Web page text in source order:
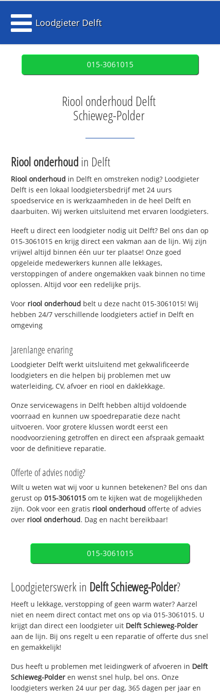
Loodgieter Delft
015-3061015
Riool onderhoud Delft
Schieweg-Polder
Riool onderhoudin Delft
Riool onderhoud in Delft en omstreken nodig? Loodgieter
Delft is een lokaal loodgietersbedrijf met 24 uurs
spoedservice en is werkzaamheden in de heel Delft en
daarbuiten. Wij werken uitsluitend met ervaren loodgieters.
Heeft u direct een loodgieter nodig uit Delft? Bel ons dan op
015-3061015 en krijg direct een vakman aan de lijn. Wij zijn
vrijwel altijd binnen één uur ter plaatse! Onze goed
opgeleide medewerkers kunnen alle lekkages,
verstoppingen of andere ongemakken vaak binnen no time
oplossen. Altijd voor een redelijke prijs.
Voor riool onderhoud belt u deze nacht 015-3061015! Wij
hebben 24/7 verschillende loodgieters actief in Delft en
omgeving
Jarenlange ervaring
Loodgieter Delft werkt uitsluitend met gekwalificeerde
loodgieters en die helpen bij problemen met uw
waterleiding, CV, afvoer en riool en daklekkage.
Onze servicewagens in Delft hebben altijd voldoende
voorraad en kunnen uw spoedreparatie deze nacht
uitvoeren. Voor grotere klussen wordt eerst een
noodvoorziening getroffen en direct een afspraak gemaakt
voor de definitieve reparatie.
Offerte of advies nodig?
Wilt u weten wat wij voor u kunnen betekenen? Bel ons dan
gerust op015-3061015 om te kijken wat de mogelijkheden
zijn. Ook voor een gratis riool onderhoud offerte of advies
over riool onderhoud. Dag en nacht bereikbaar!
015-3061015
Loodgieterswerk in Delft Schieweg-Polder?
Heeft u lekkage, verstopping of geen warm water? Aarzel
niet en neem direct contact met ons op via 015-3061015. U
krijgt dan direct een loodgieter uit Delft Schieweg-Polder
aan de lijn. Bij ons regelt u een reparatie of offerte dus snel
en gemakkelijk!
Dus heeft u problemen met leidingwerk of afvoeren in Delft
Schieweg-Polder en wenst snel hulp, bel ons. Onze
loodgieters werken 24 uur per dag, 365 dagen per jaar en